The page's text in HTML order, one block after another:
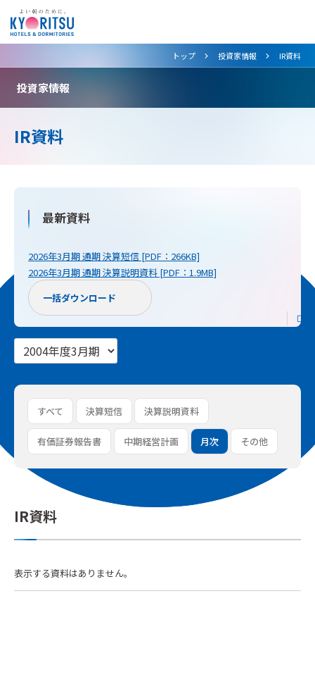
トップ >
投資家情報 >
IR資料
投資家情報
IR資料
最新資料
2026年3月期 通期 決算短信 [PDF：266KB]
2026年3月期 通期 決算説明資料 [PDF：1.9MB]
一括ダウンロード
すべて 決算短信 決算説明資料
有価証券報告書 中期経営計画 月次 その他
IR資料
表示する資料はありません。